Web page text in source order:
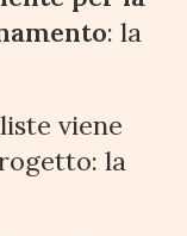
: la
viene
la